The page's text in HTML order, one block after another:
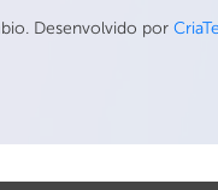
Desenvolvido por